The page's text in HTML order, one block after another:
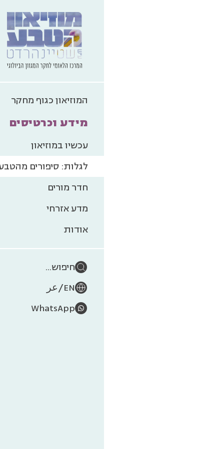
המוזיאון כגוף מחקר
מידע וכרטיסים
עכשיו במוזיאון
לגלות: סיפורים
חדר מורים
מדע אזרחי
אודות
חיפוש...
EN
/عر
WhatsApp
מוזיאון
הכינו את